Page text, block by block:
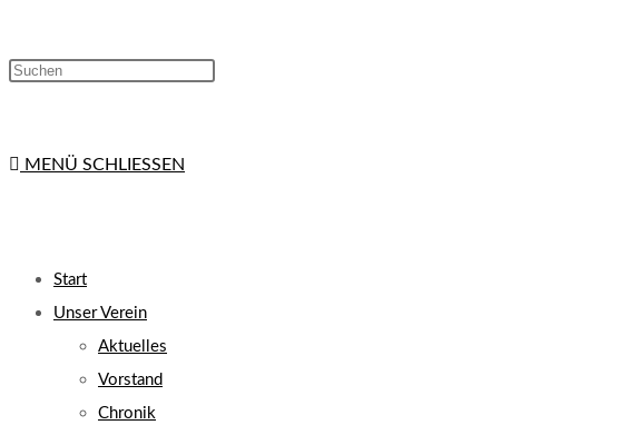
MENÜ SCHLIESSEN
Start
Unser Verein
Aktuelles
Vorstand
Chronik